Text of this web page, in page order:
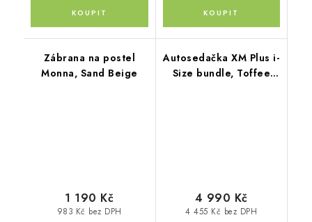
Zábrana na postel
Monna, Sand Beige
983 Kč bez DPH
1 190 Kč
Autosedačka XM Plus i-
Size bundle, Toffee
4 455 Kč bez DPH
4 990 Kč